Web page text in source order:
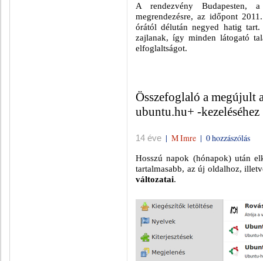
A rendezvény Budapesten,
megrendezésre, az időpont
órától délután negyed hatig
zajlanak, így minden látogató
elfoglaltságot.
Összefoglaló a megújult
ubuntu.hu+ -kezeléséhez
14 éve | M Imre | 0 hozzászólás
Hosszú napok (hónapok) után
tartalmasabb, az új oldalhoz,
változatai.